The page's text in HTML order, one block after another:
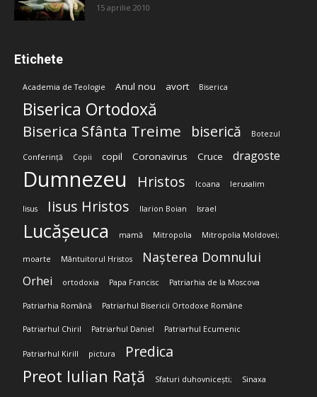
15 aprilie 2010
Etichete
Academia de Teologie Anul nou avort Biserica
Biserica Ortodoxă
Biserica Sfânta Treime biserică Botezul
Conferință Copii copil Coronavirus Cruce dragoste
Dumnezeu Hristos Icoana Ierusalim
Iisus Iisus Hristos Ilarion Boian Israel
Lucășeuca mamă Mitropolia Mitropolia Moldovei;
moarte Mântuitorul Hristos Nașterea Domnului
Orhei ortodoxia Papa Francisc Patriarhia de la Moscova
Patriarhia Română Patriarhul Bisericii Ortodoxe Române
Patriarhul Chiril Patriarhul Daniel Patriarhul Ecumenic
Patriarhul Kirill pictura Predica
Preot Iulian Rață Sfaturi duhovnicești; Sinaxa